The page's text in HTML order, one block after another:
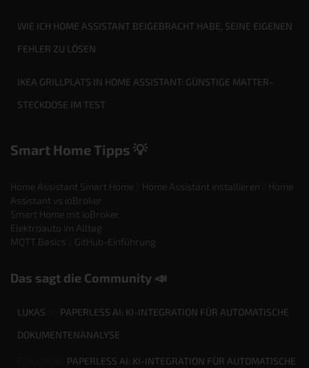
WIE ICH HOME ASSISTANT BEIGEBRACHT HABE, SEINE EIGENEN
FEHLER ZU LÖSEN
IKEA GRILLPLATS IN HOME ASSISTANT: GÜNSTIGE MATTER-
STECKDOSE IM TEST
Smart Home Tipps 💡
Home Assistant Smart Home Home Assistant installieren
Home
Assistant vs ioBroker
Smart Home mit ioBroker
Elektroauto im Alltag
MQTT Basics
GitHub-Einführung
Das sagt die Community 📣
LUKAS
PAPERLESS AI: KI-INTEGRATION FÜR AUTOMATISCHE
DOKUMENTENANALYSE
PAPERLESS AI: KI-INTEGRATION FÜR AUTOMATISCHE